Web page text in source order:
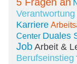
Verantwortung
Karriere
Center Duales
Job Arbeit &
Berufseinstieg